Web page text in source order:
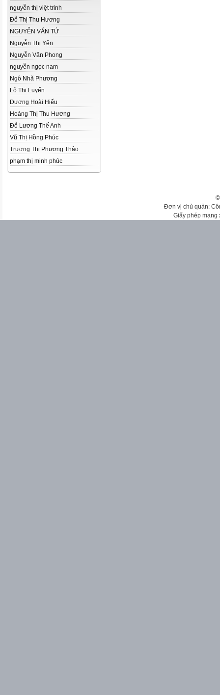
nguyễn thị việt trinh
Đỗ Thị Thu Hương
NGUYỄN VĂN TỨ
Nguyễn Thị Yến
Nguyễn Văn Phong
nguyễn ngọc nam
Ngô Nhã Phương
Lô Thị Luyến
Dương Hoài Hiếu
Hoàng Thị Thu Hương
Đỗ Lương Thế Anh
Vũ Thị Hồng Phúc
Trương Thị Phương Thảo
phạm thị minh phúc
Đơn vị chủ quản:
Giấy phép mạng